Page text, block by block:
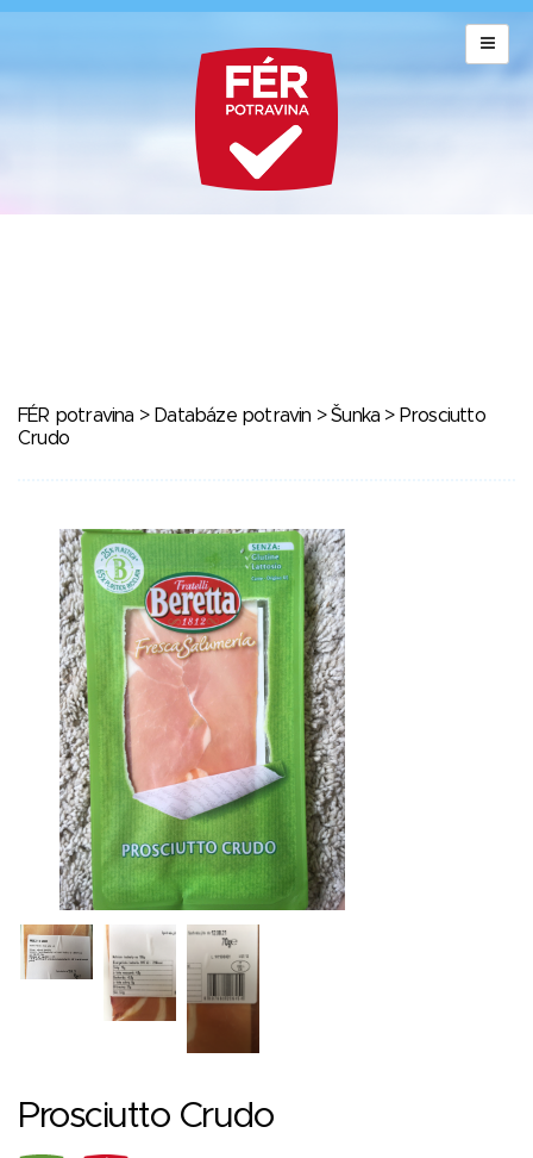
FÉR potravina > Databáze potravin >Šunka > Prosciutto
Crudo
Prosciutto Crudo